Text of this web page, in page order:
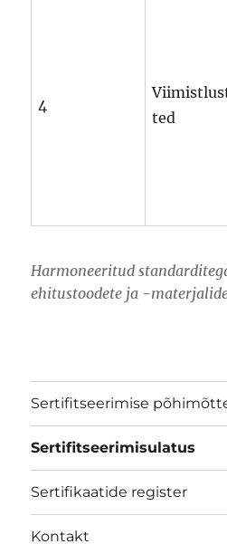
4
ted
Harmoneeritud
ehitustoodete ja -
Sertifitseerimise
Sertifitseerimisulatus
Sertifikaatide register
Kontakt